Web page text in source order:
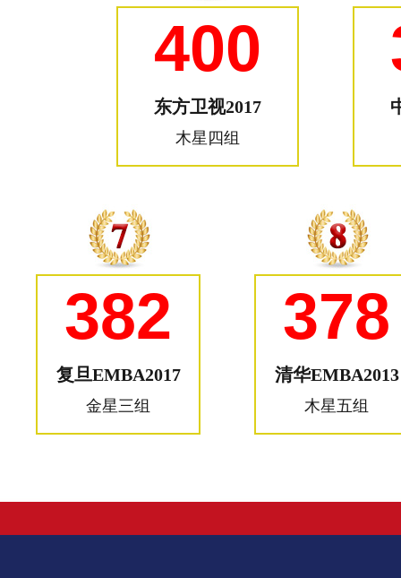
400
东方卫视2017
木星四组
382
复旦EMBA2017
金星三组
378
清华EMBA2013
木星五组